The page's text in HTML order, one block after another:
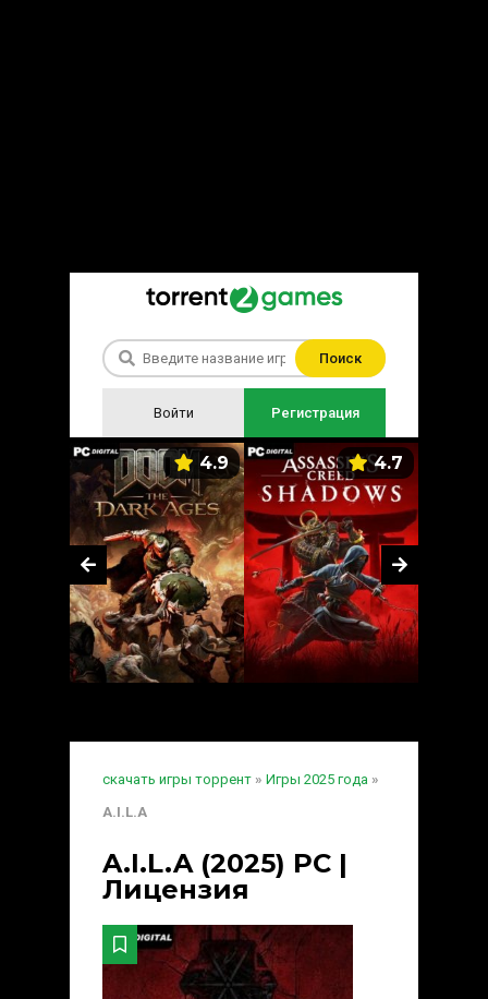
Поиск
Войти Регистрация
4.9 4.7
скачать игры торрент » Игры 2025 года »
A.I.L.A
A.I.L.A (2025) PC |
Лицензия